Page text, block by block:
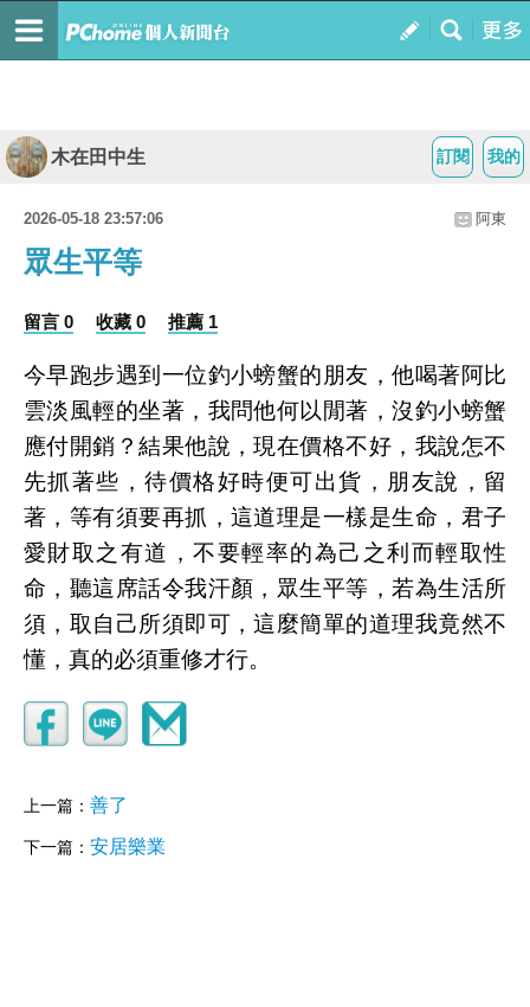
我的
訂閱
木在田中生
2026-05-18 23:57:06 阿東
眾生平等
留言 0 收藏 0 推薦 1
今早跑步遇到一位釣小螃蟹的朋友，他喝著阿比
雲淡風輕的坐著，我問他何以閒著，沒釣小螃蟹
應付開銷？結果他說，現在價格不好，我說怎不
先抓著些，待價格好時便可出貨，朋友說，留
著，等有須要再抓，這道理是一樣是生命，君子
愛財取之有道，不要輕率的為己之利而輕取性
命，聽這席話令我汗顏，眾生平等，若為生活所
須，取自己所須即可，這麼簡單的道理我竟然不
懂，真的必須重修才行。
上一篇： 善了
下一篇： 安居樂業